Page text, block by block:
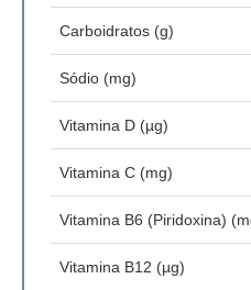
Carboidratos (g)
Sódio (mg)
Vitamina D (µg)
Vitamina C (mg)
Vitamina B6 (Piridoxina)
Vitamina B12 (µg)